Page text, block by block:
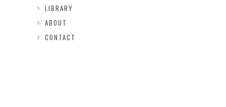
LIBRARY
ABOUT
CONTACT